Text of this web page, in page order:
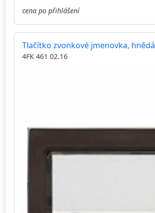
cena po přihlášení
Tlačítko zvonkové jmenovka, hnědá
4FK 461 02.16